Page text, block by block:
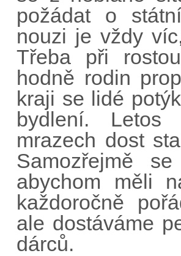
požádat o
nouzi je vždy
Třeba při
hodně rodin
kraji se lidé
bydlení.
mrazech dost
Samozřejmě
abychom měli
každoročně
ale dostáváme
dárců.